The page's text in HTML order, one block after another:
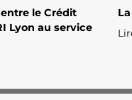
le Crédit
Lyon au service